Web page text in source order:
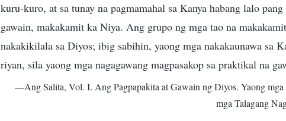
kuru-kuro, at sa tunay na pagmamahal sa Kanya habang lalo
gawain, makakamit ka Niya. Ang grupo ng mga tao na
nakakikilala sa Diyos; ibig sabihin, yaong mga nakakaunawa sa
riyan, sila yaong mga nagagawang magpasakop sa praktikal na
—Ang Salita, Vol. I. Ang Pagpapakita at Gawain ng Diyos. Yaong mga
mga Talagang